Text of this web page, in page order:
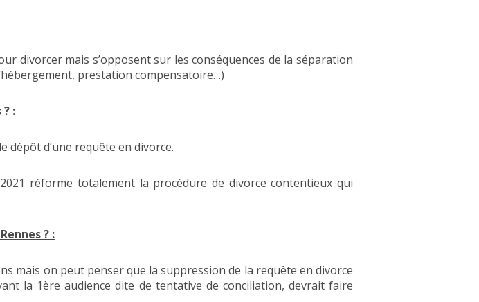
divorcer mais s’opposent sur les conséquences de la séparation
prestation compensatoire…)
:
dépôt d’une requête en divorce.
réforme totalement la procédure de divorce contentieux qui
? :
mais on peut penser que la suppression de la requête en divorce
la 1ère audience dite de tentative de conciliation, devrait faire